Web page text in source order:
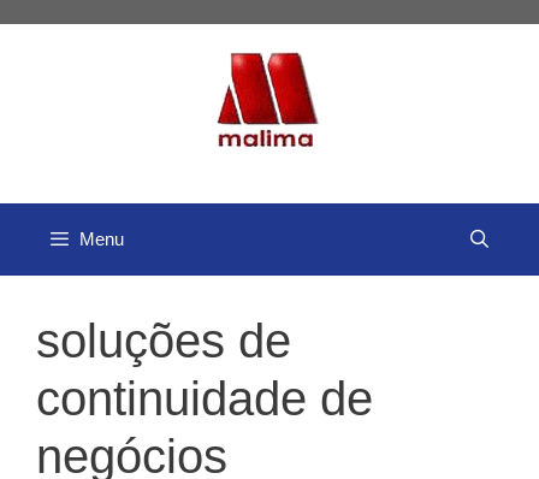
Menu
soluções de
continuidade de
negócios